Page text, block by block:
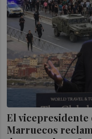
El vicepresidente
Marruecos